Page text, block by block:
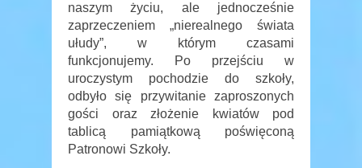
naszym życiu, ale jednocześnie
zaprzeczeniem „nierealnego świata
ułudy”, w którym czasami
funkcjonujemy. Po przejściu w
uroczystym pochodzie do szkoły,
odbyło się przywitanie zaproszonych
gości oraz złożenie kwiatów pod
tablicą pamiątkową poświęconą
Patronowi Szkoły.